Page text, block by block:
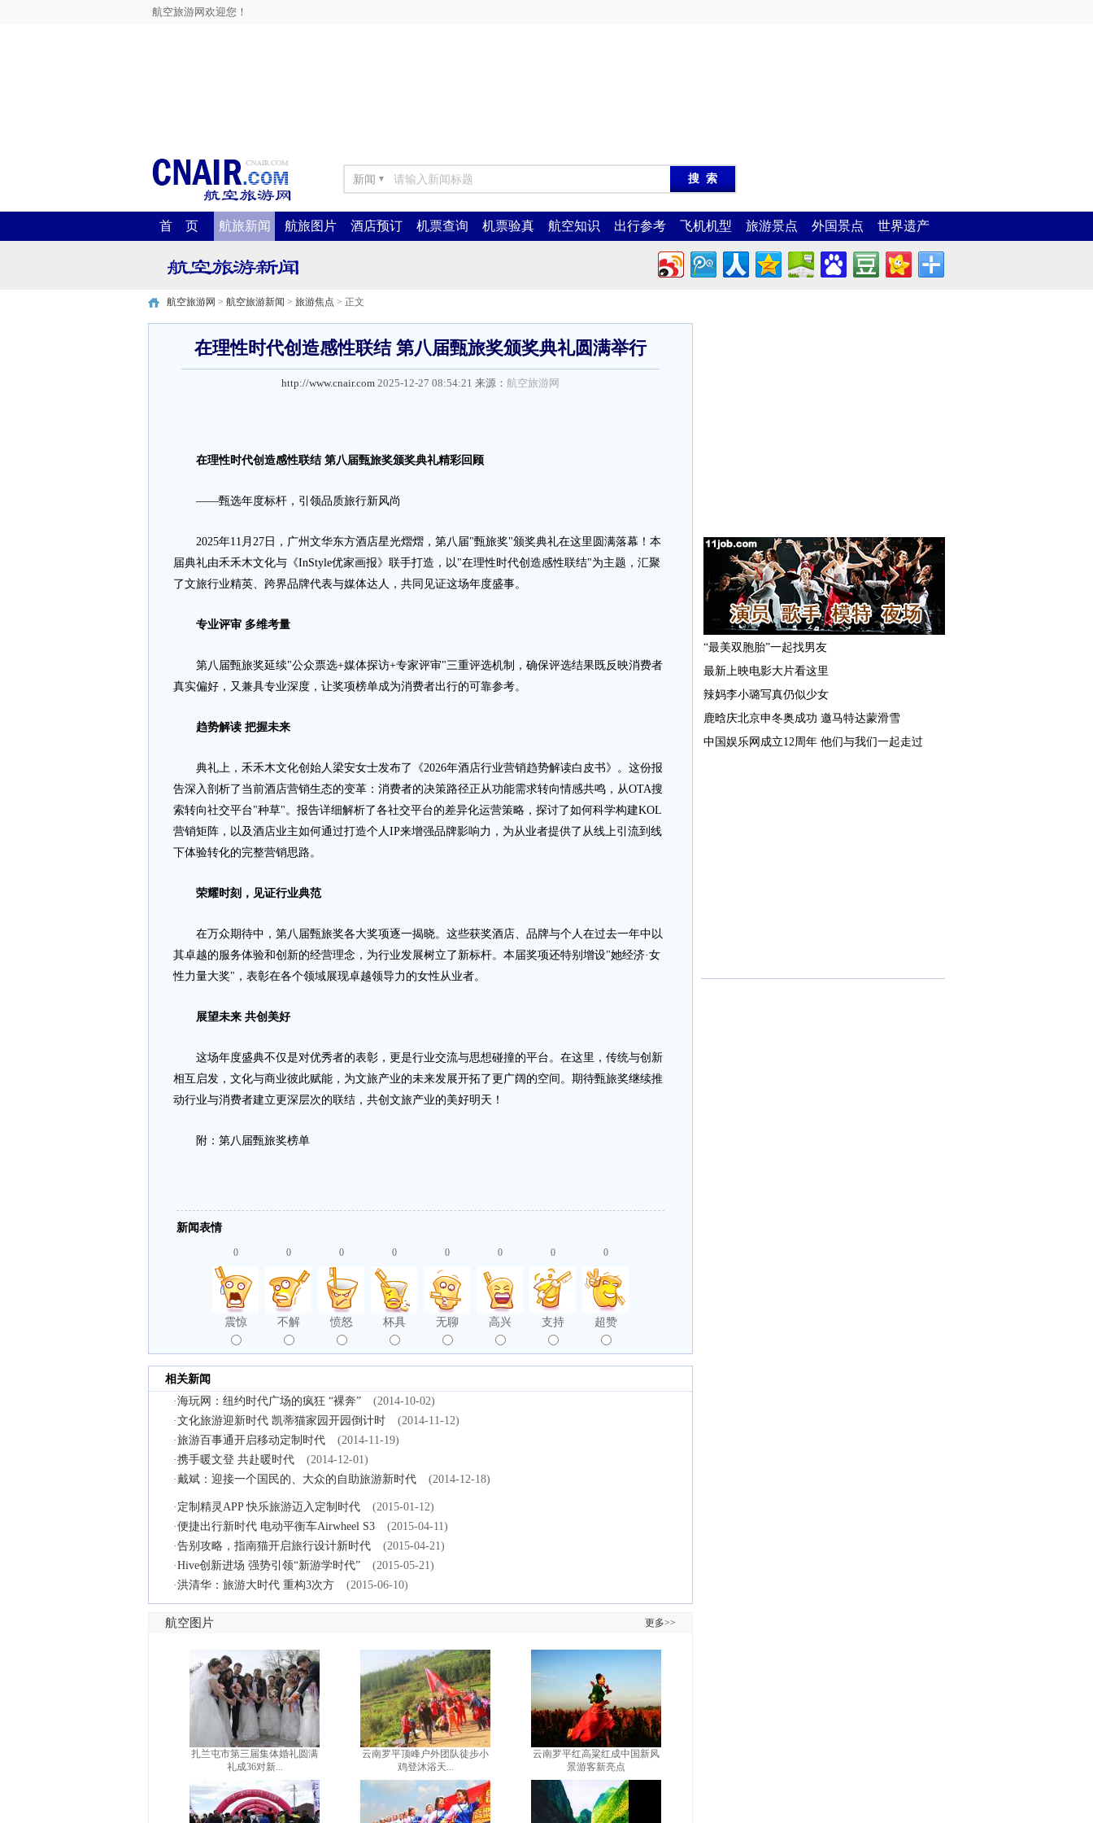
航空旅游网欢迎您！
新闻 ▼
首 页 航旅新闻 航旅图片 酒店预订 机票查询 机票验真 航空知识 出行参考 飞机机型 旅游景点 外国景点 世界遗产
航空旅游网 > 航空旅游新闻 > 旅游焦点 > 正文
在理性时代创造感性联结 第八届甄旅奖颁奖典礼圆满举行
http://www.cnair.com 2025-12-27 08:54:21 来源： 航空旅游网
在理性时代创造感性联结 第八届甄旅奖颁奖典礼精彩回顾
——甄选年度标杆，引领品质旅行新风尚
2025年11月27日，广州文华东方酒店星光熠熠，第八届"甄旅奖"颁奖典礼在这里圆满落幕！本
届典礼由禾禾木文化与《InStyle优家画报》联手打造，以"在理性时代创造感性联结"为主题，汇聚
了文旅行业精英、跨界品牌代表与媒体达人，共同见证这场年度盛事。
专业评审 多维考量
第八届甄旅奖延续"公众票选+媒体探访+专家评审"三重评选机制，确保评选结果既反映消费者
真实偏好，又兼具专业深度，让奖项榜单成为消费者出行的可靠参考。
趋势解读 把握未来
典礼上，禾禾木文化创始人梁安女士发布了《2026年酒店行业营销趋势解读白皮书》。这份报
告深入剖析了当前酒店营销生态的变革：消费者的决策路径正从功能需求转向情感共鸣，从OTA搜
索转向社交平台"种草"。报告详细解析了各社交平台的差异化运营策略，探讨了如何科学构建KOL
营销矩阵，以及酒店业主如何通过打造个人IP来增强品牌影响力，为从业者提供了从线上引流到线
下体验转化的完整营销思路。
荣耀时刻，见证行业典范
在万众期待中，第八届甄旅奖各大奖项逐一揭晓。这些获奖酒店、品牌与个人在过去一年中以
其卓越的服务体验和创新的经营理念，为行业发展树立了新标杆。本届奖项还特别增设"她经济·女
性力量大奖"，表彰在各个领域展现卓越领导力的女性从业者。
展望未来 共创美好
这场年度盛典不仅是对优秀者的表彰，更是行业交流与思想碰撞的平台。在这里，传统与创新
相互启发，文化与商业彼此赋能，为文旅产业的未来发展开拓了更广阔的空间。期待甄旅奖继续推
动行业与消费者建立更深层次的联结，共创文旅产业的美好明天！
附：第八届甄旅奖榜单
新闻表情
0
震惊
0
不解
0
愤怒
0
杯具
0
无聊
0
高兴
0
支持
0
超赞
相关新闻
·海玩网：纽约时代广场的疯狂 “裸奔”
(2014-10-02)
·文化旅游迎新时代 凯蒂猫家园开园倒计时
(2014-11-12)
·旅游百事通开启移动定制时代
(2014-11-19)
·携手暖文登 共赴暖时代
(2014-12-01)
·戴斌：迎接一个国民的、大众的自助旅游新时代 (2014-12-18)
· 定制精灵APP 快乐旅游迈入定制时代
(2015-01-12)
·便捷出行新时代 电动平衡车Airwheel S3
(2015-04-11)
·告别攻略，指南猫开启旅行设计新时代
(2015-04-21)
·Hive创新进场 强势引领“新游学时代”
(2015-05-21)
·洪清华：旅游大时代 重构3次方 (2015-06-10)
航空图片 更多>>
扎兰屯市第三届集体婚礼圆满
礼成36对新...
云南罗平顶峰户外团队徒步小
鸡登沐浴天...
云南罗平红高粱红成中国新风
景游客新亮点